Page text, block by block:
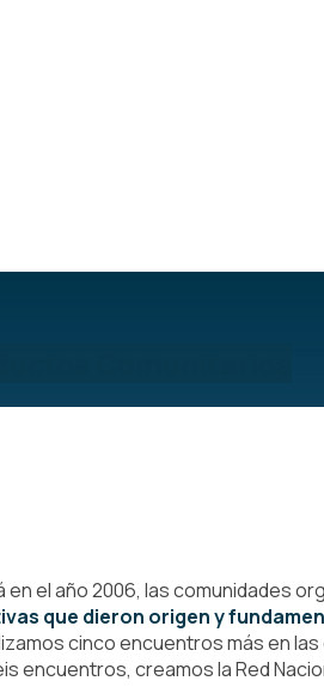
el año 2006, las comunidades
que dieron origen y
cinco encuentros más en
encuentros, creamos la Red